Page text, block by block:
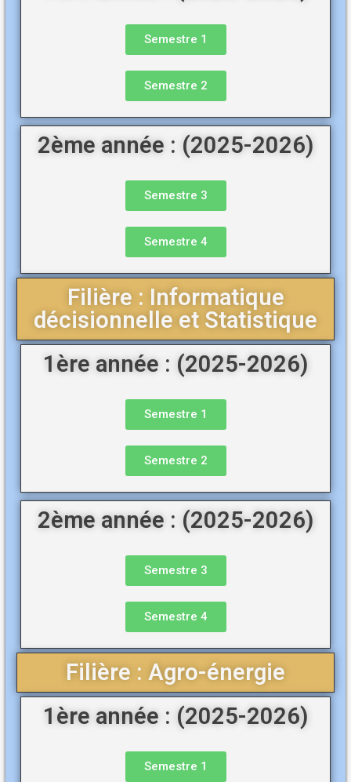
Semestre 1
Semestre 2
2ème année : (2025-2026)
Semestre 3
Semestre 4
Filière : Informatique
décisionnelle et Statistique
1ère année : (2025-2026)
Semestre 1
Semestre 2
2ème année : (2025-2026)
Semestre 3
Semestre 4
Filière : Agro-énergie
1ère année : (2025-2026)
Semestre 1